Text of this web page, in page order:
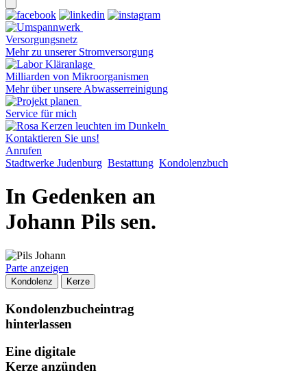
Versorgungsnetz
Mehr zu unserer Stromversorgung
Milliarden von Mikroorganismen
Mehr über unsere Abwasserreinigung
Service für mich
Kontaktieren Sie uns!
Anrufen
Stadtwerke Judenburg Bestattung Kondolenzbuch
In Gedenken an
Johann Pils sen.
Parte anzeigen
Kondolenz Kerze
Kondolenzbucheintrag
hinterlassen
Eine digitale
Kerze anzünden